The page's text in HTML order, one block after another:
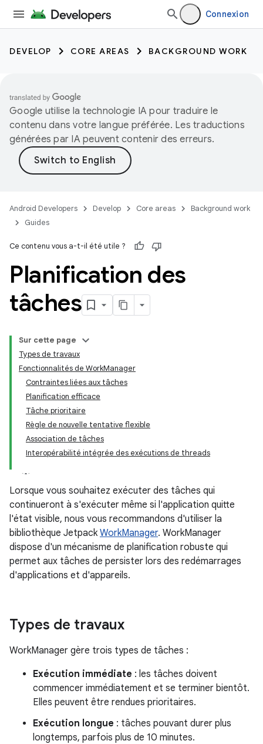
Connexion
DEVELOP CORE AREAS BACKGROUND WORK
Google utilise la technologie IA pour traduire le
contenu dans votre langue préférée. Les traductions
générées par IA peuvent contenir des erreurs.
Android Developers Develop Core areas
Background work
Guides
Ce contenu vous a-t-il été utile ?
Planification des
tâches
Sur cette page
Types de travaux
Fonctionnalités de WorkManager
Contraintes liées aux tâches
Planification efficace
Tâche prioritaire
Règle de nouvelle tentative flexible
Association de tâches
Interopérabilité intégrée des exécutions de threads
Lorsque vous souhaitez exécuter des tâches qui
continueront à s'exécuter même si l'application quitte
l'état visible, nous vous recommandons d'utiliser la
bibliothèque Jetpack WorkManager. WorkManager
dispose d'un mécanisme de planification robuste qui
permet aux tâches de persister lors des redémarrages
d'applications et d'appareils.
Types de travaux
WorkManager gère trois types de tâches :
Exécution immédiate : les tâches doivent
commencer immédiatement et se terminer bientôt.
Elles peuvent être rendues prioritaires.
Exécution longue : tâches pouvant durer plus
longtemps, parfois plus de 10 minutes.